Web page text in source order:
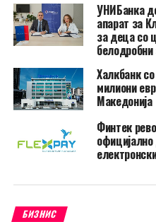
УНИБанка
апарат за
за деца со
Халкбанк
милиони
Македонија
Финтек
БИЗНИС